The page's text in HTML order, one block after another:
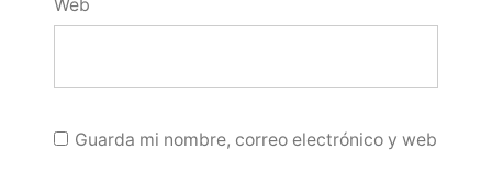
Web
Guarda mi nombre, correo electrónico y web